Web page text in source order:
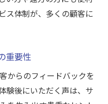
ス体制が、多くの顧客に
重要性
からのフィードバックを
験後にいただく声は、サ